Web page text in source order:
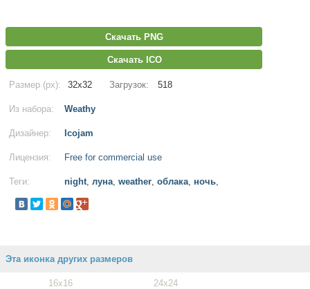
Скачать PNG
Скачать ICO
Размер (px): 32x32 Загрузок: 518
Из набора: Weathy
Дизайнер: Icojam
Лицензия: Free for commercial use
Теги: night, луна, weather, облака, ночь,
Эта иконка других размеров
16x16 24x24